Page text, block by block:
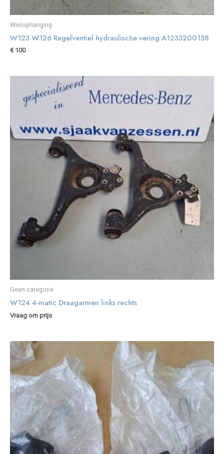
Wielophanging
W123 W126 Regelventiel hydraulische vering A1233200158
€100
Geen categorie
W124 4-matic Draagarmen links rechts
Vraag om prijs